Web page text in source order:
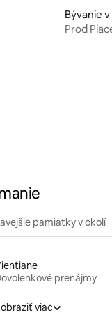
Bývanie
Wiang
Prod
pamiatky v okolí
prenájmy
viac